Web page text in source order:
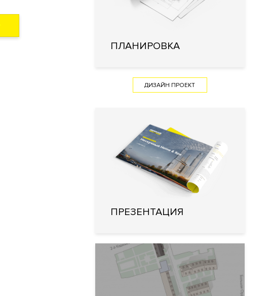
ПЛАНИРОВКА
ДИЗАЙН ПРОЕКТ
ПРЕЗЕНТАЦИЯ